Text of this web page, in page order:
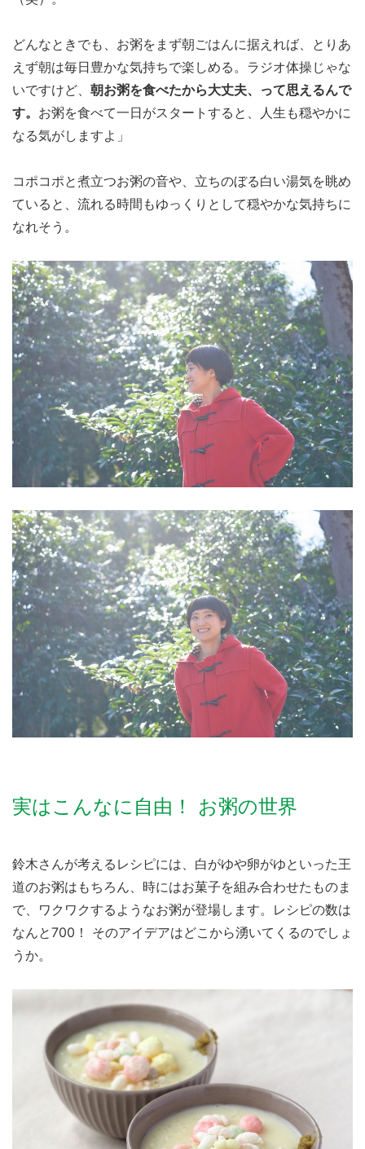
どんなときでも、お粥をまず朝ごはんに据えれば、とりあ
えず朝は毎日豊かな気持ちで楽しめる。ラジオ体操じゃな
いですけど、 朝お粥を食べたから大丈夫、って思えるんで
す。 お粥を食べて一日がスタートすると、人生も穏やかに
なる気がしますよ」
コポコポと煮立つお粥の音や、立ちのぼる白い湯気を眺め
ていると、流れる時間もゆっくりとして穏やかな気持ちに
なれそう。
実はこんなに自由！ お粥の世界
鈴木さんが考えるレシピには、白がゆや卵がゆといった王
道のお粥はもちろん、時にはお菓子を組み合わせたものま
で、ワクワクするようなお粥が登場します。レシピの数は
なんと700！ そのアイデアはどこから湧いてくるのでしょ
うか。